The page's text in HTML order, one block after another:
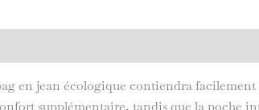
en jean écologique contiendra facilement
supplémentaire, tandis que la poche